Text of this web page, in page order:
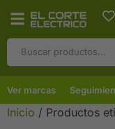
Ver marcas
Inicio / Productos